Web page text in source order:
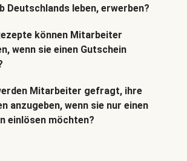
Deutschlands leben, erwerben?
können Mitarbeiter
wenn sie einen Gutschein
Mitarbeiter gefragt, ihre
anzugeben, wenn sie nur einen
einlösen möchten?